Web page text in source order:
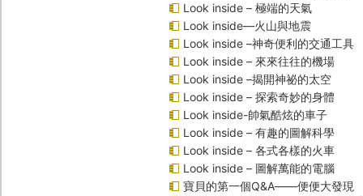
Look inside – 極端的天氣
Look inside—火山與地震
Look inside –神奇便利的交通工具
Look inside – 來來往往的機場
Look inside –揭開神祕的太空
Look inside – 探索奇妙的身體
Look inside-帥氣酷炫的車子
Look inside – 有趣的圖解科學
Look inside – 各式各樣的火車
Look inside – 圖解萬能的電腦
寶貝的第一個Q&A――便便大發現